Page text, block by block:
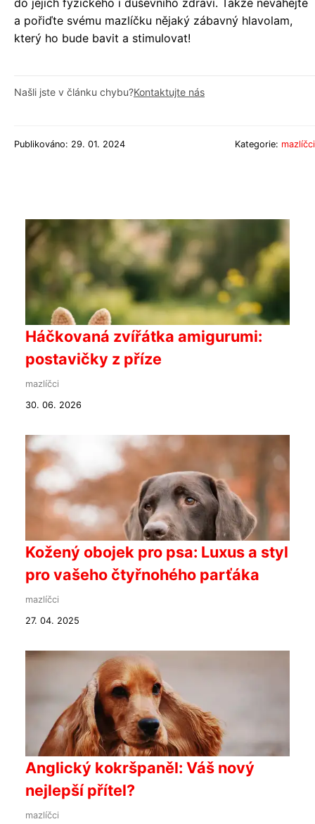
do jejich fyzického i duševního zdraví. Takže neváhejte
a pořiďte svému mazlíčku nějaký zábavný hlavolam,
který ho bude bavit a stimulovat!
Našli jste v článku chybu?Kontaktujte nás
Publikováno: 29. 01. 2024 Kategorie: mazlíčci
Háčkovaná zvířátka amigurumi:
postavičky z příze
mazlíčci
30. 06. 2026
Kožený obojek pro psa: Luxus a styl
pro vašeho čtyřnohého parťáka
mazlíčci
27. 04. 2025
Anglický kokršpaněl: Váš nový
nejlepší přítel?
mazlíčci